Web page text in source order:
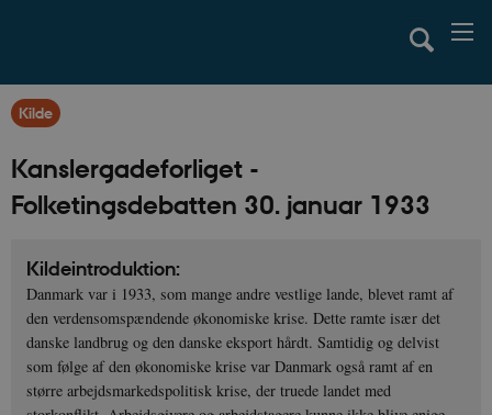
Kilde
Kanslergadeforliget -
Folketingsdebatten 30. januar 1933
Kildeintroduktion:
Danmark var i 1933, som mange andre vestlige lande, blevet ramt af
den verdensomspændende økonomiske krise. Dette ramte især det
danske landbrug og den danske eksport hårdt. Samtidig og delvist
som følge af den økonomiske krise var Danmark også ramt af en
større arbejdsmarkedspolitisk krise, der truede landet med